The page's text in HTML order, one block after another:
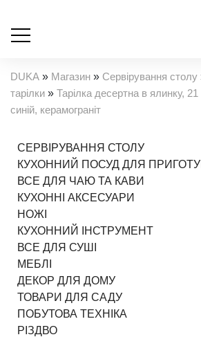
DUKA » Магазин » Сервірування столу
тарілки » Тарілка десертна в ялинку,
синій, керамограніт
СЕРВІРУВАННЯ СТОЛУ
КУХОННИЙ ПОСУД ДЛЯ
ВСЕ ДЛЯ ЧАЮ ТА КАВИ
КУХОННІ АКСЕСУАРИ
НОЖІ
КУХОННИЙ ІНСТРУМЕНТ
ВСЕ ДЛЯ СУШІ
МЕБЛІ
ДЕКОР ДЛЯ ДОМУ
ТОВАРИ ДЛЯ САДУ
ПОБУТОВА ТЕХНІКА
РІЗДВО